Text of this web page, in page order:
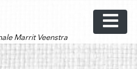
Marrit Veenstra